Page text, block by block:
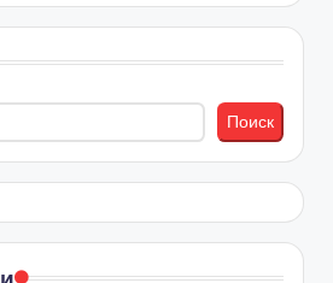
Поиск